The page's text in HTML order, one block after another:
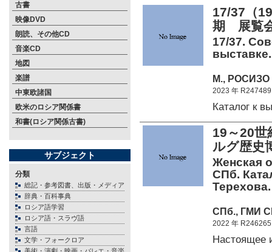
古書
映像DVD
朗読、その他CD
音楽CD
地図
楽譜
中東欧諸国
欧米のロシア関係書
和書(ロシア関係古書)
サブジェクト
分類
総記・参考図書、出版・メディア
辞典・百科事典
ロシア語学習
ロシア語・スラヴ語
言語
文学・フォークロア
17/37（
期 展覧
17/37.
выставке.
М., РОСИЗО
2023 年 R247489
Каталог к
19～20
ルグ歴史
Женская
СПб.
Терехова.
СПб., ГМИ
2022 年 R246265
Настоящее